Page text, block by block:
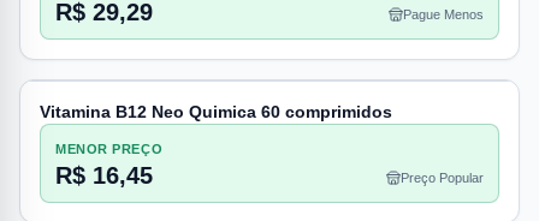
R$ 29,29 Pague Menos
Vitamina B12 Neo Quimica 60 comprimidos
MENOR PREÇO
R$ 16,45 Preço Popular